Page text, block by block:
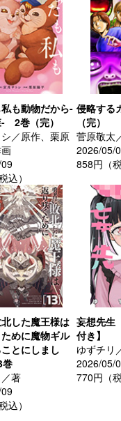
も動物だから-
2巻（完）
／原作、栗原
込）
侵略す
（完）
菅原敬太
2026/05/
858円（税
した魔王様は
めに魔物ギル
ことにしまし
著
込）
妄想先
付き】
ゆずチリ
2026/05/
770円（税